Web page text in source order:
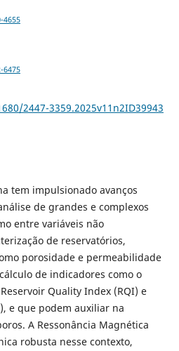
4655
6475
2447-3359.2025v11n2ID39943
tem impulsionado avanços
de grandes e complexos
entre variáveis não
de reservatórios,
porosidade e permeabilidade
de indicadores como o
Quality Index (RQI) e
e que podem auxiliar na
A Ressonância Magnética
robusta nesse contexto,